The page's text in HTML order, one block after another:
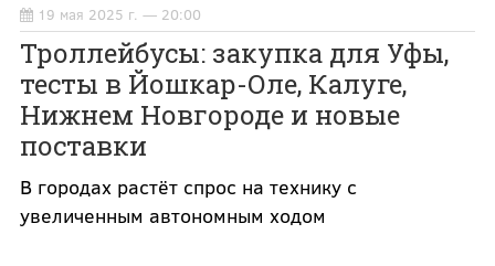
19 мая 2025 г. — 20:00
Троллейбусы: закупка для Уфы,
тесты в Йошкар-Оле, Калуге,
Нижнем Новгороде и новые
поставки
В городах растёт спрос на технику с
увеличенным автономным ходом